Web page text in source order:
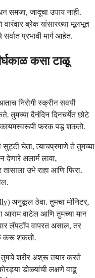
समजा, जादूचा उपाय नाही.
ब्रेक यांसारख्या मूलभूत
प्रभावी मार्ग आहेत.
कसा टाळू
निरोगी स्क्रीन सवयी
तुमच्या दैनंदिन दिनचर्येत छोटे
कायमस्वरूपी फरक पडू शकतो.
घेता, त्याचप्रमाणे ते तुमच्या
अलार्म लावा,
उभे राहा आणि फिरा.
अनुकूल ठेवा. तुमचा मॉनिटर,
आराम वाटेल आणि तुमच्या मान
लॅपटॉप वापरत असाल, तर
करू शकतो.
तुमचे शरीर अश्रू तयार करते
डोळ्यांची लक्षणे वाढू